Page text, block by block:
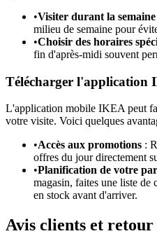
•Visiter durant la semaine
milieu de semaine pour
•Choisir des horaires
fin d'après-midi souvent
Télécharger l'application
L'application mobile IKEA peut
votre visite. Voici quelques
•Accès aux promotions :
offres du jour directement
•Planification de votre
magasin, faites une liste de
en stock avant d'arriver.
Avis clients et